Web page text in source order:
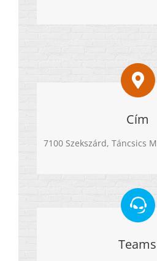
Cím
7100 Szekszárd, Táncsics
Teams